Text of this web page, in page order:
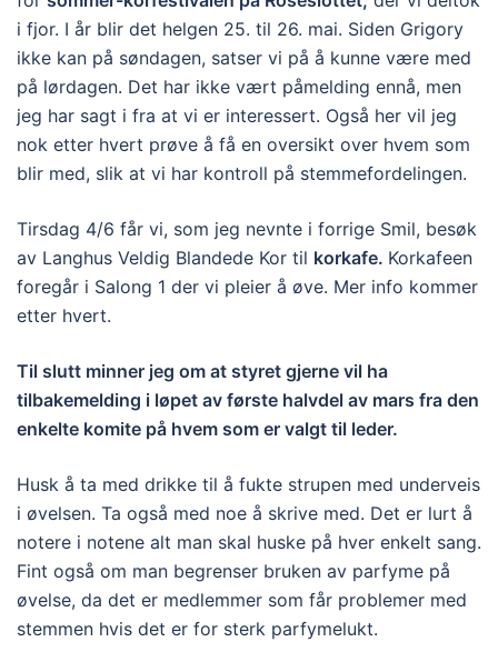
i fjor. I år blir det helgen 25. til 26. mai. Siden Grigory
ikke kan på søndagen, satser vi på å kunne være med
på lørdagen. Det har ikke vært påmelding ennå, men
jeg har sagt i fra at vi er interessert. Også her vil jeg
nok etter hvert prøve å få en oversikt over hvem som
blir med, slik at vi har kontroll på stemmefordelingen.
Tirsdag 4/6 får vi, som jeg nevnte i forrige Smil, besøk
av Langhus Veldig Blandede Kor til korkafe. Korkafeen
foregår i Salong 1 der vi pleier å øve. Mer info kommer
etter hvert.
Til slutt minner jeg om at styret gjerne vil ha
tilbakemelding i løpet av første halvdel av mars fra den
enkelte komite på hvem som er valgt til leder.
Husk å ta med drikke til å fukte strupen med underveis
i øvelsen. Ta også med noe å skrive med. Det er lurt å
notere i notene alt man skal huske på hver enkelt sang.
Fint også om man begrenser bruken av parfyme på
øvelse, da det er medlemmer som får problemer med
stemmen hvis det er for sterk parfymelukt.